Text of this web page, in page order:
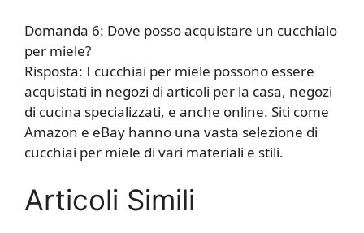
Domanda 6: Dove posso acquistare un cucchiaio
per miele?
Risposta: I cucchiai per miele possono essere
acquistati in negozi di articoli per la casa, negozi
di cucina specializzati, e anche online. Siti come
Amazon e eBay hanno una vasta selezione di
cucchiai per miele di vari materiali e stili.
Articoli Simili